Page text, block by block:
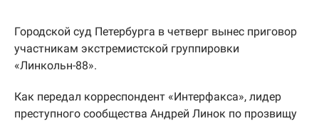
Городской суд Петербурга в четверг вынес приговор
участникам экстремистской группировки
«Линкольн-88».
Как передал корреспондент «Интерфакса», лидер
преступного сообщества Андрей Линок по прозвищу